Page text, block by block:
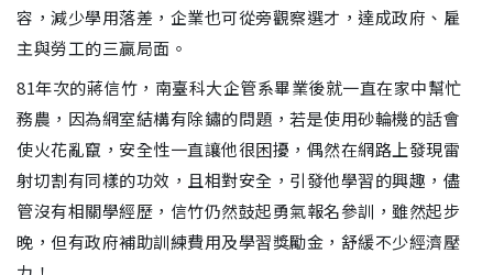
容，減少學用落差，企業也可從旁觀察選才，達成政府、雇
主與勞工的三贏局面。
81年次的蔣信竹，南臺科大企管系畢業後就一直在家中幫忙
務農，因為網室結構有除鏽的問題，若是使用砂輪機的話會
使火花亂竄，安全性一直讓他很困擾，偶然在網路上發現雷
射切割有同樣的功效，且相對安全，引發他學習的興趣，儘
管沒有相關學經歷，信竹仍然鼓起勇氣報名參訓，雖然起步
晚，但有政府補助訓練費用及學習獎勵金，舒緩不少經濟壓